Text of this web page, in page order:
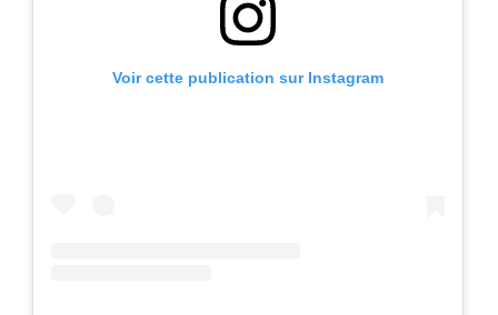
Voir cette publication sur Instagram